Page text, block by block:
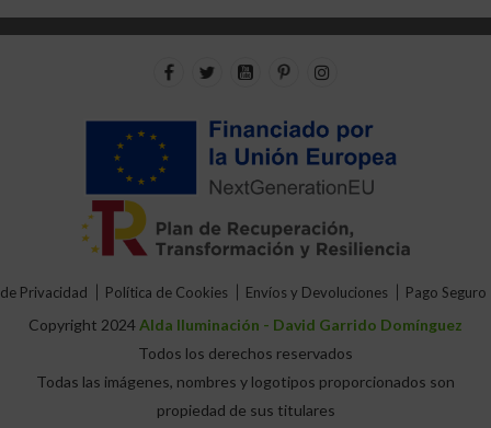
Privacidad Política de Cookies Envíos y Devoluciones Pago Seguro
Copyright 2024Alda Iluminación - David Garrido Domínguez
Todos los derechos reservados
Todas las imágenes, nombres y logotipos proporcionados son
propiedad de sus titulares